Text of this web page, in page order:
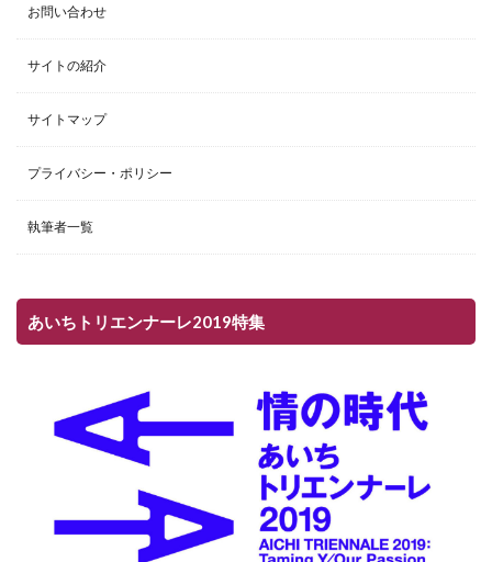
お問い合わせ
サイトの紹介
サイトマップ
プライバシー・ポリシー
執筆者一覧
あいちトリエンナーレ2019特集